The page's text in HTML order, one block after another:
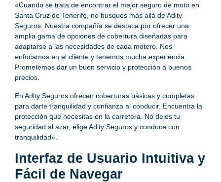
«Cuando se trata de encontrar el mejor seguro de moto en
Santa Cruz de Tenerife, no busques más allá de Adity
Seguros. Nuestra compañía se destaca por ofrecer una
amplia gama de opciones de cobertura diseñadas para
adaptarse a las necesidades de cada motero. Nos
enfocamos en el cliente y tenemos mucha experiencia.
Prometemos dar un buen servicio y protección a buenos
precios.
En Adity Seguros ofrecen coberturas básicas y completas
para darte tranquilidad y confianza al conducir. Encuentra la
protección que necesitas en la carretera. No dejes tu
seguridad al azar, elige Adity Seguros y conduce con
tranquilidad».
Interfaz de Usuario Intuitiva y
Fácil de Navegar